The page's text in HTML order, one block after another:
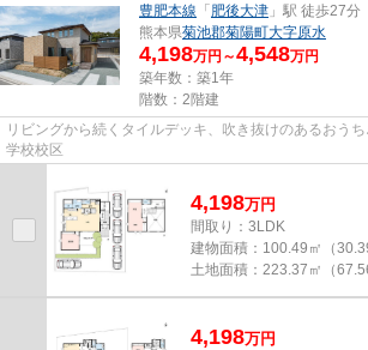
豊肥本線 「 肥後大津 」駅 徒歩27分
熊本県菊池郡菊陽町大字原水
4,198万円～4,548万円
築年数：築1年
階数：2階建
リビングから続くタイルデッキ、吹き抜けのあるおう
学校校区
4,198万円
間取り：3LDK
建物面積： 100.49㎡（
土地面積： 223.37㎡（
4,198万円